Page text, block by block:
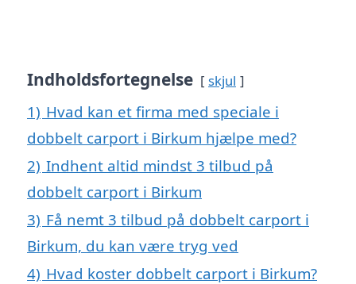
Indholdsfortegnelse skjul
1) Hvad kan et firma med speciale i
dobbelt carport i Birkum hjælpe med?
2) Indhent altid mindst 3 tilbud på
dobbelt carport i Birkum
3) Få nemt 3 tilbud på dobbelt carport i
Birkum, du kan være tryg ved
4) Hvad koster dobbelt carport i Birkum?